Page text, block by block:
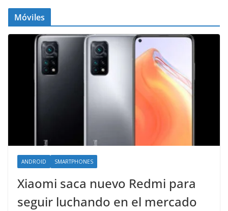
Móviles
ANDROID SMARTPHONES
Xiaomi saca nuevo Redmi para
seguir luchando en el mercado